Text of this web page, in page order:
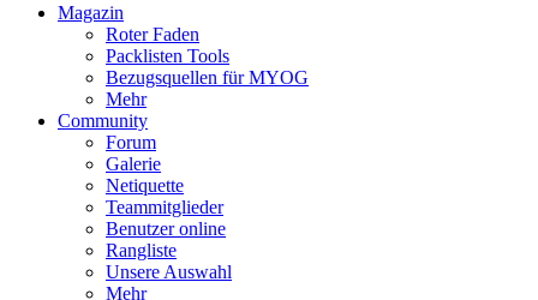
Magazin
Roter Faden
Packlisten Tools
Bezugsquellen für MYOG
Mehr
Community
Forum
Galerie
Netiquette
Teammitglieder
Benutzer online
Rangliste
Unsere Auswahl
Mehr